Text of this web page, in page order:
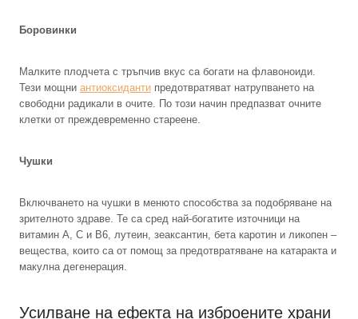
Боровинки
Малките плодчета с тръпчив вкус са богати на флавоноиди.
Тези мощни антиоксиданти предотвратяват натрупването на
свободни радикали в очите. По този начин предпазват очните
клетки от преждевременно стареене.
Чушки
Включването на чушки в менюто способства за подобряване на
зрителното здраве. Те са сред най-богатите източници на
витамин А, С и В6, лутеин, зеаксантин, бета каротин и ликопен –
вещества, които са от помощ за предотвратяване на катаракта и
макулна дегенерация.
Усилване на ефекта на изброените храни